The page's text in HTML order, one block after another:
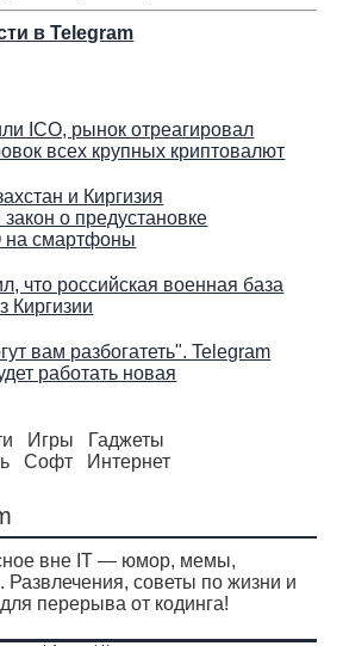
в Telegram
ICO, рынок отреагировал
всех крупных криптовалют
и Киргизия
о предустановке
на смартфоны
что российская военная база
Киргизии
вам разбогатеть". Telegram
работать новая
Игры
Гаджеты
Софт Интернет
вне IT — юмор, мемы,
советы по жизни и
перерыва от кодинга!